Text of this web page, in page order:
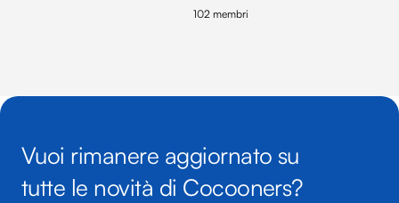
102 membri
Vuoi rimanere aggiornato su
tutte le novità di Cocooners?